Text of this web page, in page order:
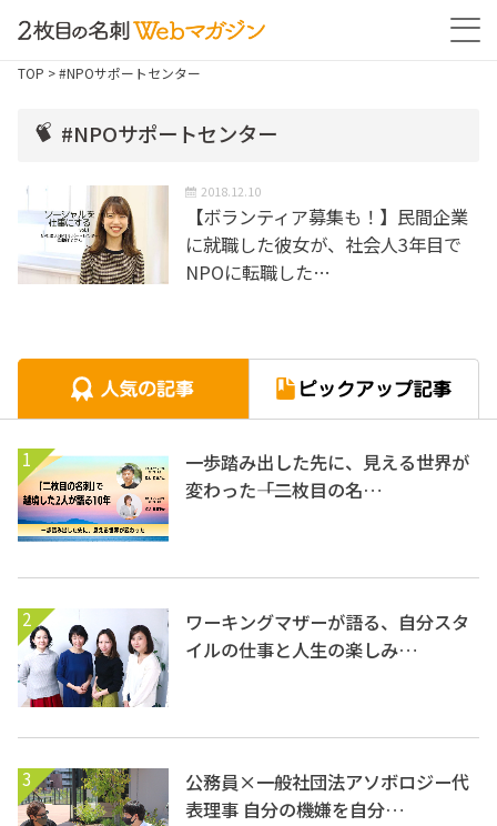
TOP > #NPOサポートセンター
#NPOサポートセンター
2018.12.10
【ボランティア募集も！】民間企業
に就職した彼女が、社会人3年目で
NPOに転職した…
1
一歩踏み出した先に、見える世界が
変わった――「二枚目の名…
2
ワーキングマザーが語る、自分スタ
イルの仕事と人生の楽しみ…
3
公務員×一般社団法アソボロジー代
表理事 自分の機嫌を自分…